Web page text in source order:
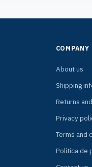
COMPANY
About us
Shipping
Returns
Privacy
Terms and
Política de